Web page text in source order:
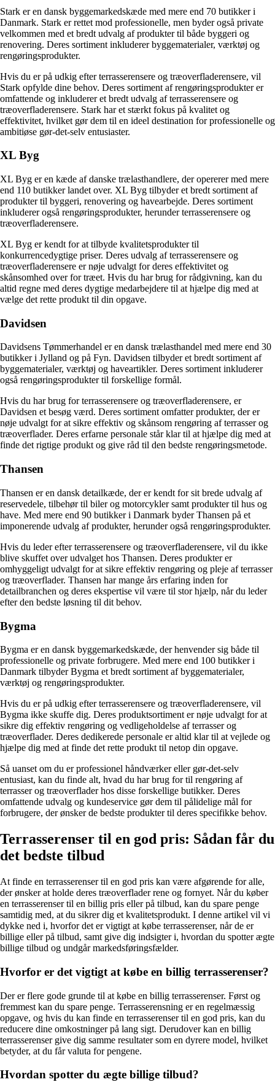
Stark er en dansk byggemarkedskæde med mere end 70 butikker i
Danmark. Stark er rettet mod professionelle, men byder også private
velkommen med et bredt udvalg af produkter til både byggeri og
renovering. Deres sortiment inkluderer byggematerialer, værktøj og
rengøringsprodukter.
Hvis du er på udkig efter terrasserensere og træoverfladerensere, vil
Stark opfylde dine behov. Deres sortiment af rengøringsprodukter er
omfattende og inkluderer et bredt udvalg af terrasserensere og
træoverfladerensere. Stark har et stærkt fokus på kvalitet og
effektivitet, hvilket gør dem til en ideel destination for professionelle og
ambitiøse gør-det-selv entusiaster.
XL Byg
XL Byg er en kæde af danske trælasthandlere, der opererer med mere
end 110 butikker landet over. XL Byg tilbyder et bredt sortiment af
produkter til byggeri, renovering og havearbejde. Deres sortiment
inkluderer også rengøringsprodukter, herunder terrasserensere og
træoverfladerensere.
XL Byg er kendt for at tilbyde kvalitetsprodukter til
konkurrencedygtige priser. Deres udvalg af terrasserensere og
træoverfladerensere er nøje udvalgt for deres effektivitet og
skånsomhed over for træet. Hvis du har brug for rådgivning, kan du
altid regne med deres dygtige medarbejdere til at hjælpe dig med at
vælge det rette produkt til din opgave.
Davidsen
Davidsens Tømmerhandel er en dansk trælasthandel med mere end 30
butikker i Jylland og på Fyn. Davidsen tilbyder et bredt sortiment af
byggematerialer, værktøj og haveartikler. Deres sortiment inkluderer
også rengøringsprodukter til forskellige formål.
Hvis du har brug for terrasserensere og træoverfladerensere, er
Davidsen et besøg værd. Deres sortiment omfatter produkter, der er
nøje udvalgt for at sikre effektiv og skånsom rengøring af terrasser og
træoverflader. Deres erfarne personale står klar til at hjælpe dig med at
finde det rigtige produkt og give råd til den bedste rengøringsmetode.
Thansen
Thansen er en dansk detailkæde, der er kendt for sit brede udvalg af
reservedele, tilbehør til biler og motorcykler samt produkter til hus og
have. Med mere end 90 butikker i Danmark byder Thansen på et
imponerende udvalg af produkter, herunder også rengøringsprodukter.
Hvis du leder efter terrasserensere og træoverfladerensere, vil du ikke
blive skuffet over udvalget hos Thansen. Deres produkter er
omhyggeligt udvalgt for at sikre effektiv rengøring og pleje af terrasser
og træoverflader. Thansen har mange års erfaring inden for
detailbranchen og deres ekspertise vil være til stor hjælp, når du leder
efter den bedste løsning til dit behov.
Bygma
Bygma er en dansk byggemarkedskæde, der henvender sig både til
professionelle og private forbrugere. Med mere end 100 butikker i
Danmark tilbyder Bygma et bredt sortiment af byggematerialer,
værktøj og rengøringsprodukter.
Hvis du er på udkig efter terrasserensere og træoverfladerensere, vil
Bygma ikke skuffe dig. Deres produktsortiment er nøje udvalgt for at
sikre dig effektiv rengøring og vedligeholdelse af terrasser og
træoverflader. Deres dedikerede personale er altid klar til at vejlede og
hjælpe dig med at finde det rette produkt til netop din opgave.
Så uanset om du er professionel håndværker eller gør-det-selv
entusiast, kan du finde alt, hvad du har brug for til rengøring af
terrasser og træoverflader hos disse forskellige butikker. Deres
omfattende udvalg og kundeservice gør dem til pålidelige mål for
forbrugere, der ønsker de bedste produkter til deres specifikke behov.
Terrasserenser til en god pris: Sådan får du
det bedste tilbud
At finde en terrasserenser til en god pris kan være afgørende for alle,
der ønsker at holde deres træoverflader rene og fornyet. Når du køber
en terrasserenser til en billig pris eller på tilbud, kan du spare penge
samtidig med, at du sikrer dig et kvalitetsprodukt. I denne artikel vil vi
dykke ned i, hvorfor det er vigtigt at købe terrasserenser, når de er
billige eller på tilbud, samt give dig indsigter i, hvordan du spotter ægte
billige tilbud og undgår markedsføringsfælder.
Hvorfor er det vigtigt at købe en billig terrasserenser?
Der er flere gode grunde til at købe en billig terrasserenser. Først og
fremmest kan du spare penge. Terrasserensning er en regelmæssig
opgave, og hvis du kan finde en terrasserenser til en god pris, kan du
reducere dine omkostninger på lang sigt. Derudover kan en billig
terrasserenser give dig samme resultater som en dyrere model, hvilket
betyder, at du får valuta for pengene.
Hvordan spotter du ægte billige tilbud?